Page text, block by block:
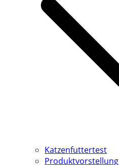
Katzenfuttertest
Produktvorstellung